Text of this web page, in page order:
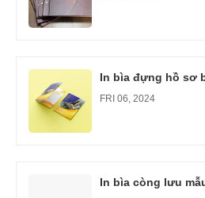
In bìa đựng hồ sơ
FRI 06, 2024
In bìa còng lưu